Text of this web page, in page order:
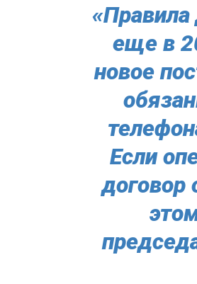
еще в
новое
Если
договор